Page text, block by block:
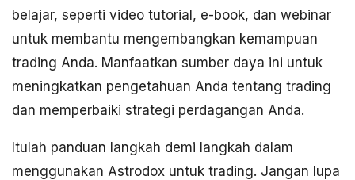
belajar, seperti video tutorial, e-book, dan webinar
untuk membantu mengembangkan kemampuan
trading Anda. Manfaatkan sumber daya ini untuk
meningkatkan pengetahuan Anda tentang trading
dan memperbaiki strategi perdagangan Anda.
Itulah panduan langkah demi langkah dalam
menggunakan Astrodox untuk trading. Jangan lupa